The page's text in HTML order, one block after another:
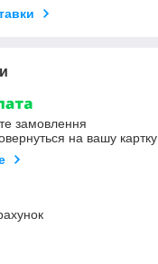
замовлення
на вашу картку